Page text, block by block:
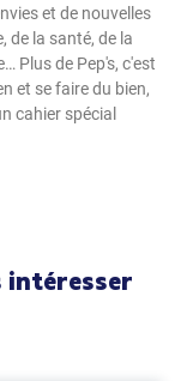
et de nouvelles
de la santé, de la
Plus de Pep's, c'est
et se faire du bien,
cahier spécial
intéresser